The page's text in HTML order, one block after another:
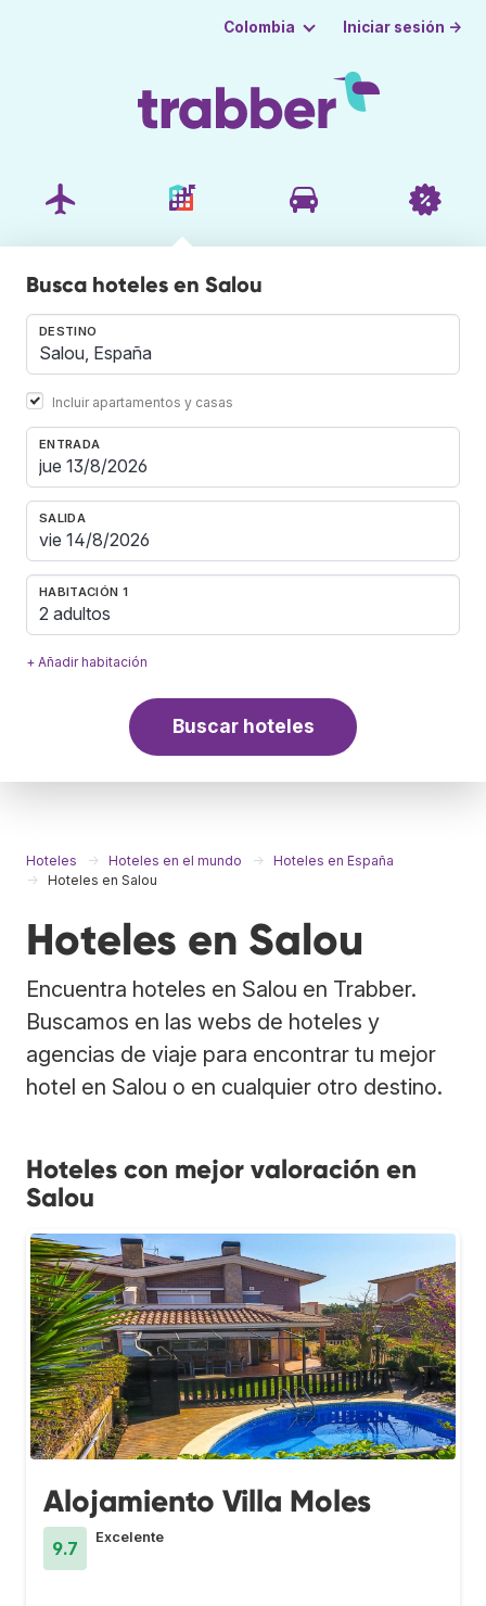
Colombia Iniciar sesión →
Busca hoteles en Salou
DESTINO
Incluir apartamentos y casas
ENTRADA
SALIDA
HABITACIÓN 1
2 adultos
+ Añadir habitación
Buscar hoteles
Hoteles Hoteles en el mundo
Hoteles en España
Hoteles en Salou
Hoteles en Salou
Encuentra hoteles en Salou en Trabber.
Buscamos en las webs de hoteles y
agencias de viaje para encontrar tu mejor
hotel en Salou o en cualquier otro destino.
Hoteles con mejor valoración en
Salou
Alojamiento Villa Moles
9.7
Excelente